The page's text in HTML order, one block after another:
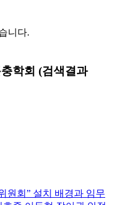
니다.
학회 (검색결과
원회” 설치 배경과 임무